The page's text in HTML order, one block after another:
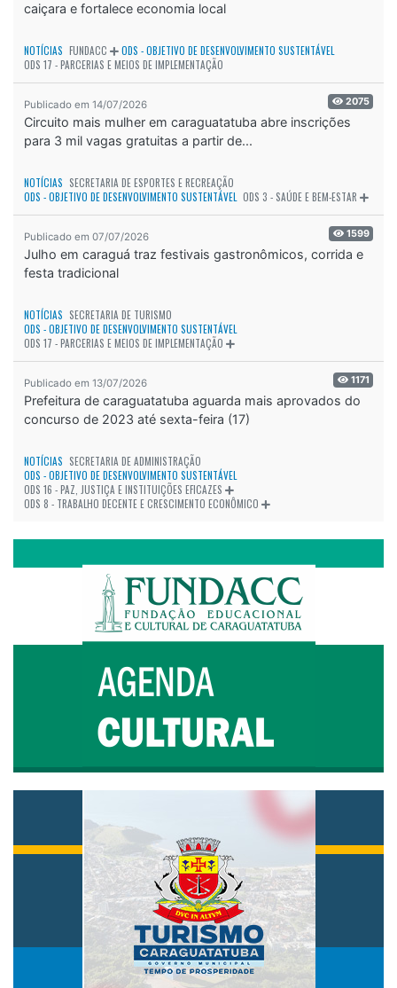
caiçara e fortalece economia local
NOTÍCIAS FUNDACC
ODS - OBJETIVO DE DESENVOLVIMENTO SUSTENTÁVEL
ODS 17 - PARCERIAS E MEIOS DE IMPLEMENTAÇÃO
Publicado em 14/07/2026 2075
Circuito mais mulher em caraguatatuba abre inscrições
para 3 mil vagas gratuitas a partir de...
NOTÍCIAS SECRETARIA DE ESPORTES E RECREAÇÃO
ODS - OBJETIVO DE DESENVOLVIMENTO SUSTENTÁVEL ODS 3 - SAÚDE E BEM-ESTAR
Publicado em 07/07/2026 1599
Julho em caraguá traz festivais gastronômicos, corrida e
festa tradicional
NOTÍCIAS SECRETARIA DE TURISMO
ODS - OBJETIVO DE DESENVOLVIMENTO SUSTENTÁVEL
ODS 17 - PARCERIAS E MEIOS DE IMPLEMENTAÇÃO
Publicado em 13/07/2026 1171
Prefeitura de caraguatatuba aguarda mais aprovados do
concurso de 2023 até sexta-feira (17)
NOTÍCIAS SECRETARIA DE ADMINISTRAÇÃO
ODS - OBJETIVO DE DESENVOLVIMENTO SUSTENTÁVEL
ODS 16 - PAZ, JUSTIÇA E INSTITUIÇÕES EFICAZES
ODS 8 - TRABALHO DECENTE E CRESCIMENTO ECONÔMICO